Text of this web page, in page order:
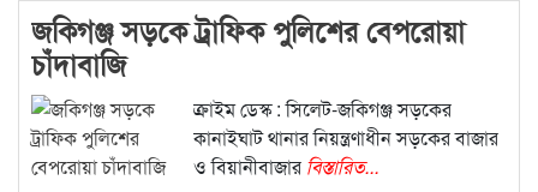
জকিগঞ্জ সড়কে ট্রাফিক পুলিশের বেপরোয়া
চাঁদাবাজি
ক্রাইম ডেস্ক : সিলেট-জকিগঞ্জ সড়কের
কানাইঘাট থানার নিয়ন্ত্রণাধীন সড়কের বাজার
ও বিয়ানীবাজার বিস্তারিত...